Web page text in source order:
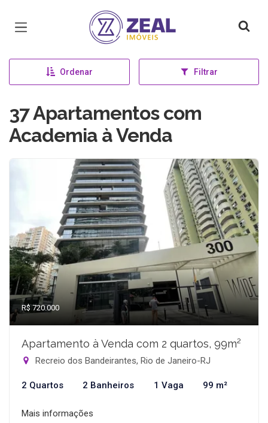
Página inicial
Ordenar Filtrar
37 Apartamentos com
Academia à Venda
R$ 720.000
Apartamento à Venda com 2 quartos, 99m²
Recreio dos Bandeirantes, Rio de Janeiro-RJ
2 Quartos 2 Banheiros 1 Vaga 99 m²
Mais informações